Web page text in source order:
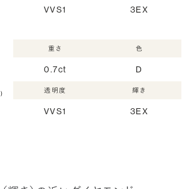
VVS1 3EX
重さ
0.7ct
色
D
透明度
VVS1
輝き
3EX